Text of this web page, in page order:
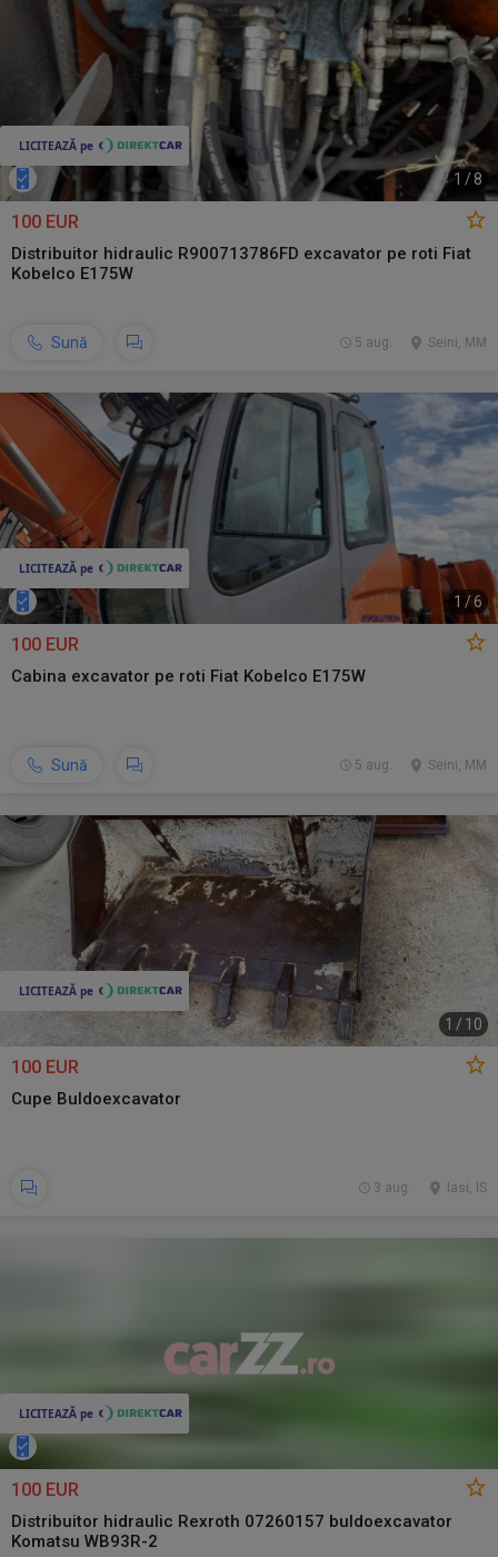
1 / 8
100 EUR
Distribuitor hidraulic R900713786FD excavator pe roti Fiat
Kobelco E175W
Sună Seini, MM
5 aug.
1 /6
100 EUR
Cabina excavator pe roti Fiat Kobelco E175W
Sună Seini, MM
5 aug.
1 / 10
100 EUR
Cupe Buldoexcavator
Iasi, IS
3 aug.
100 EUR
Distribuitor hidraulic Rexroth 07260157 buldoexcavator
Komatsu WB93R-2